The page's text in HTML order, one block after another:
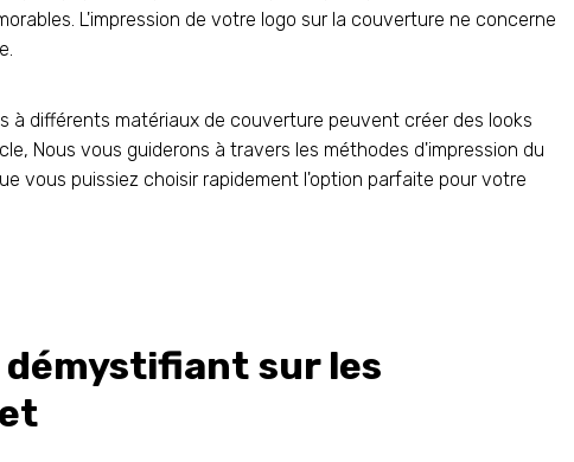
L'impression de votre logo sur la couverture ne concerne
à différents matériaux de couverture peuvent créer des looks
Nous vous guiderons à travers les méthodes d'impression du
vous puissiez choisir rapidement l'option parfaite pour votre
démystifiant sur les